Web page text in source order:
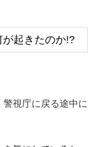
起きたのか!?
視庁に戻る途中に